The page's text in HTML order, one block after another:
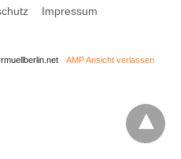
Impressum
AMP Ansicht verlassen